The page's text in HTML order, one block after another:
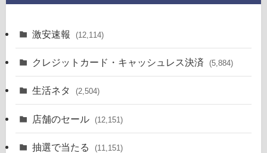
激安速報 (12,114)
クレジットカード・キャッシュレス決済 (5,884)
生活ネタ (2,504)
店舗のセール (12,151)
抽選で当たる (11,151)